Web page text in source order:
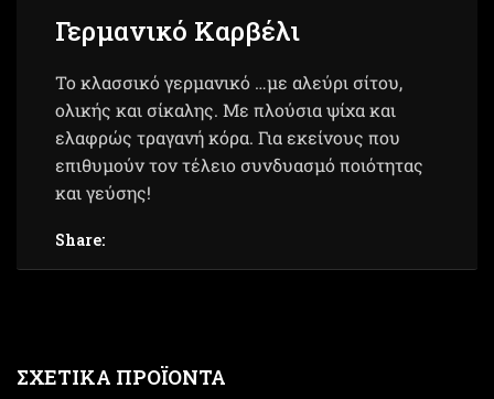
Γερμανικό Καρβέλι
Το κλασσικό γερμανικό …με αλεύρι σίτου,
ολικής και σίκαλης. Με πλούσια ψίχα και
ελαφρώς τραγανή κόρα. Για εκείνους που
επιθυμούν τον τέλειο συνδυασμό ποιότητας
και γεύσης!
Share:
ΣΧΕΤΙΚΆ ΠΡΟΪΌΝΤΑ